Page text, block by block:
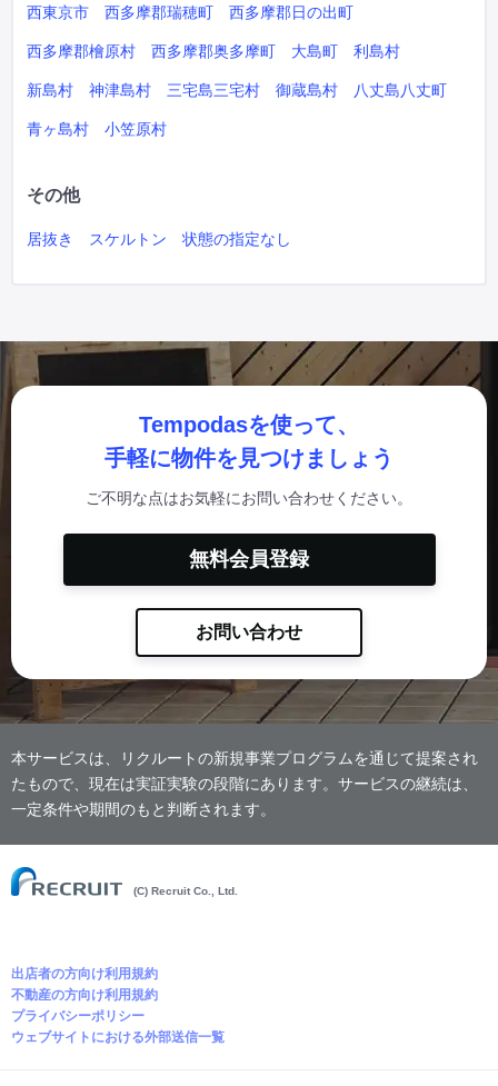
西東京市 西多摩郡瑞穂町 西多摩郡日の出町
西多摩郡檜原村 西多摩郡奥多摩町 大島町 利島村
新島村 神津島村 三宅島三宅村 御蔵島村 八丈島八丈町
青ヶ島村 小笠原村
その他
居抜き スケルトン 状態の指定なし
Tempodasを使って、
手軽に物件を見つけましょう
ご不明な点はお気軽にお問い合わせください。
無料会員登録
お問い合わせ
本サービスは、リクルートの新規事業プログラムを通じて提案され
たもので、現在は実証実験の段階にあります。サービスの継続は、
一定条件や期間のもと判断されます。
(C) Recruit Co., Ltd.
出店者の方向け利用規約
不動産の方向け利用規約
プライバシーポリシー
ウェブサイトにおける外部送信一覧